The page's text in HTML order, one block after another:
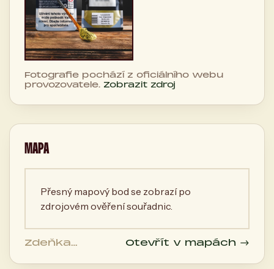
Fotografie pochází z oficiálního webu
provozovatele. Zobrazit zdroj
MAPA
Přesný mapový bod se zobrazí po
zdrojovém ověření souřadnic.
Zdeňka
Otevřít v mapách →